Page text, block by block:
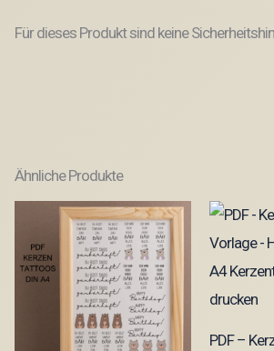
Für dieses Produkt sind keine
Ähnliche Produkte
PDF –